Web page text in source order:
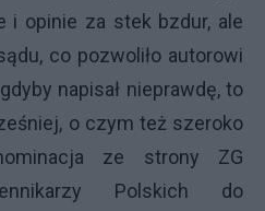
i opinie za stek bzdur, ale
co pozwoliło autorowi
napisał nieprawdę, to
o czym też szeroko
ze strony ZG
Polskich do